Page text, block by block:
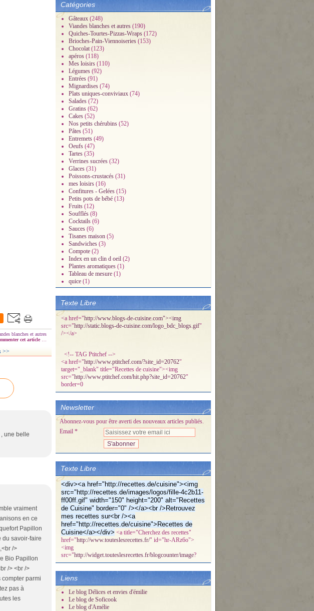
blanches et autres
cet article
>>
une belle
vraiment
en ce
Papillon
du savoir-faire
/>
Bio Papillon
/> <br />
compter parmi
pas à
les
Catégories
Gâteaux (248)
Viandes blanches et autres (190)
Quiches-Tourtes-Pizzas-Wraps (172)
Brioches-Pain-Viennoiseries (153)
Chocolat (123)
apéros (118)
Mes loisirs (110)
Légumes (92)
Entrées (91)
Mignardises (74)
Plats uniques-conviviaux (74)
Salades (72)
Gratins (62)
Cakes (52)
Nos petits chérubins (52)
Pâtes (51)
Entremets (49)
Oeufs (47)
Tartes (35)
Verrines sucrées (32)
Glaces (31)
Poissons-crustacés (31)
mes loisirs (16)
Confitures - Gelées (15)
Petits pots de bébé (13)
Fruits (12)
Soufflés (8)
Cocktails (6)
Sauces (6)
Tisanes maison (5)
Sandwiches (3)
Compote (2)
Index en un clin d oeil (2)
Plantes aromatiques (1)
Tableau de mesure (1)
quice (1)
Texte Libre
<a href="http://www.blogs-de-cuisine.com"><img
src="http://static.blogs-de-cuisine.com/logo_bdc_blogs.gif"
/></a>
<!-- TAG Ptitchef -->
<a href="http://www.ptitchef.com/?site_id=20762"
target="_blank" title="Recettes de cuisine"><img
src="http://www.ptitchef.com/hit.php?site_id=20762"
border=0
Newsletter
Abonnez-vous pour être averti des nouveaux articles publiés.
Email
Texte Libre
<div><a href="http://recettes.de/cuisine"><img
src="http://recettes.de/images/logos/fille-4c2b11-
ff00ff.gif" width="150" height="200" alt="Recettes
de Cuisine" border="0" /></a><br />Retrouvez
mes recettes sur<br /><a
href="http://recettes.de/cuisine">Recettes de
Cuisine</a></div> <a title="Cherchez des recettes"
href="http://www.touteslesrecettes.fr/" id="hr-ARz6o">
<img
src="http://widget.touteslesrecettes.fr/blogcounter/image?
Liens
Le blog Délices et envies d'émilie
Le blog de Soficook
Le blog d'Amélie